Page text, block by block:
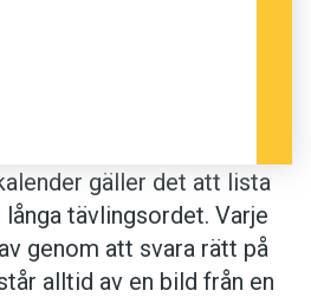
gäller det att lista
tävlingsordet. Varje
genom att svara rätt på
alltid av en bild från en